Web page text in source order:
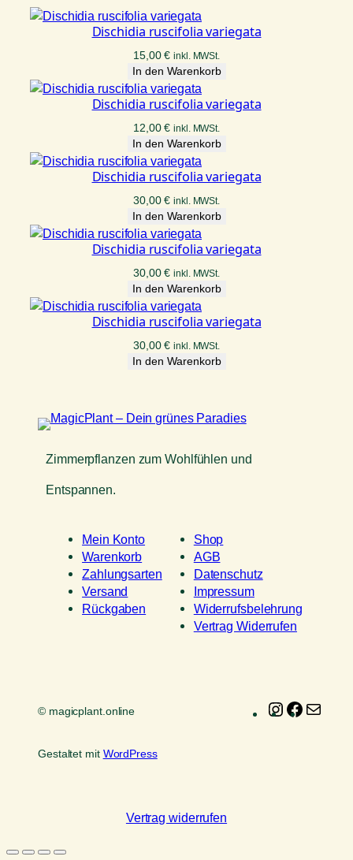
Dischidia ruscifolia variegata
15,00€ inkl. MWSt.
In den Warenkorb
Dischidia ruscifolia variegata
12,00€ inkl. MWSt.
In den Warenkorb
Dischidia ruscifolia variegata
30,00€ inkl. MWSt.
In den Warenkorb
Dischidia ruscifolia variegata
30,00€ inkl. MWSt.
In den Warenkorb
Dischidia ruscifolia variegata
30,00€ inkl. MWSt.
In den Warenkorb
Zimmerpflanzen zum Wohlfühlen und
Entspannen.
Mein Konto
Warenkorb
Zahlungsarten
Versand
Rückgaben
Shop
AGB
Datenschutz
Impressum
Widerrufsbelehrung
Vertrag Widerrufen
© magicplant.online Instagram
Gestaltet mit WordPress
Vertrag widerrufen